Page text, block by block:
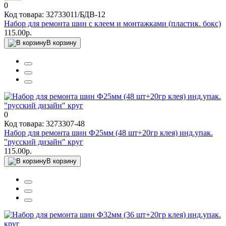
0
Код товара: 32733011/БДВ-12
Набор для ремонта шин с клеем и монтажками (пластик. бокс)
115.00р.
В корзину
0
Код товара: 3273307-48
Набор для ремонта шин Ф25мм (48 шт+20гр клея) инд.упак.
"русский дизайн" круг
115.00р.
В корзину